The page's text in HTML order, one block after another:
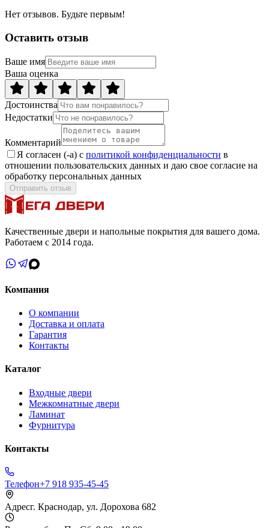
Нет отзывов. Будьте первым!
Оставить отзыв
Ваше имя
Ваша оценка
Достоинства
Недостатки
Комментарий
Я согласен (-а) с политикой конфиденциальности в
отношении пользовательских данных и даю свое согласие на
обработку персональных данных
Отправить отзыв
Качественные двери и напольные покрытия для вашего дома.
Работаем с 2014 года.
Компания
О компании
Доставка и оплата
Гарантия
Контакты
Каталог
Входные двери
Межкомнатные двери
Ламинат
Фурнитура
Контакты
Телефон+7 918 935-45-45
Адресг. Краснодар, ул. Дорохова 682